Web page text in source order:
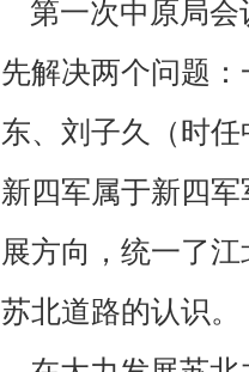
第一次中原局会
先解决两个问题
东、刘子久（时任
新四军属于新四
展方向，统一了
苏北道路的认识。